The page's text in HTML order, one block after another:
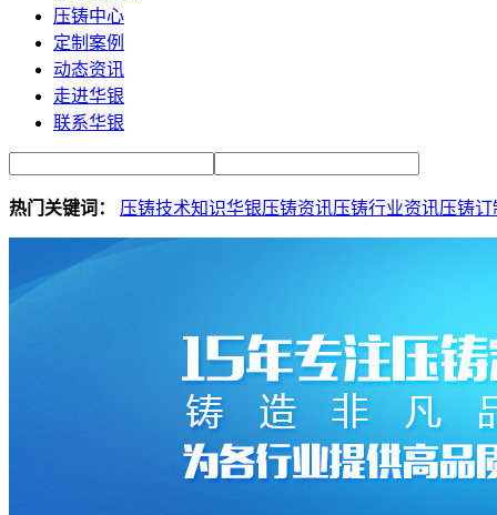
压铸中心
定制案例
动态资讯
走进华银
联系华银
热门关键词： 压铸技术知识华银压铸资讯压铸行业资讯压铸